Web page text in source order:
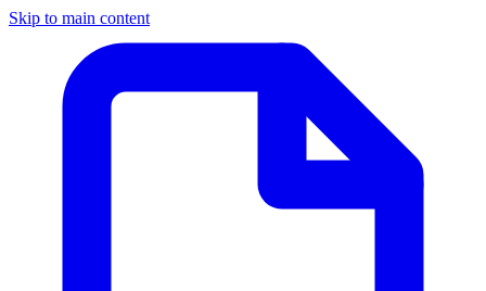
Skip to main content